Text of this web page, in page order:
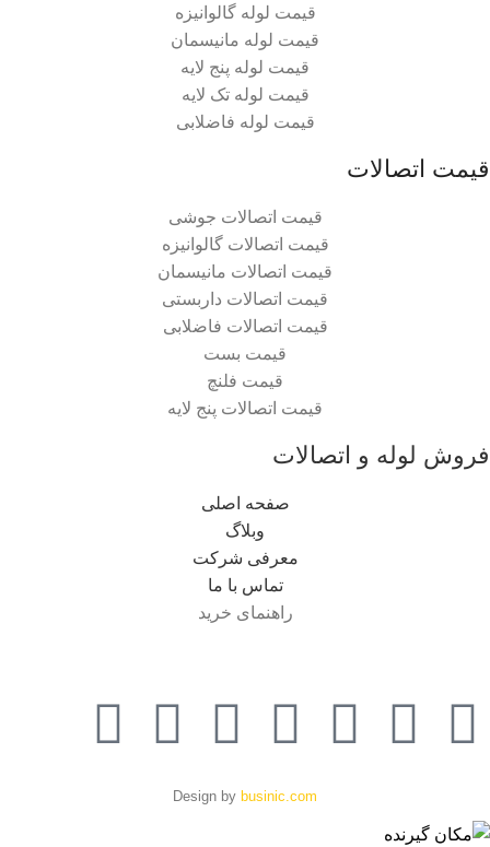
قیمت لوله گالوانیزه
قیمت لوله مانیسمان
قیمت لوله پنج لایه
قیمت لوله تک لایه
قیمت لوله فاضلابی
قیمت اتصالات
قیمت اتصالات جوشی
قیمت اتصالات گالوانیزه
قیمت اتصالات مانیسمان
قیمت اتصالات داربستی
قیمت اتصالات فاضلابی
قیمت بست
قیمت فلنچ
قیمت اتصالات پنج لایه
فروش لوله و اتصالات
صفحه اصلی
وبلاگ
معرفی شرکت
تماس با ما
راهنمای خرید
Design by businic.com